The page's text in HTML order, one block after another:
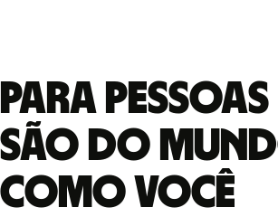
Para
são do
como você